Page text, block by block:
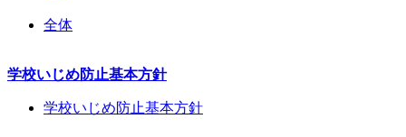
全体
学校いじめ防止基本方針
学校いじめ防止基本方針